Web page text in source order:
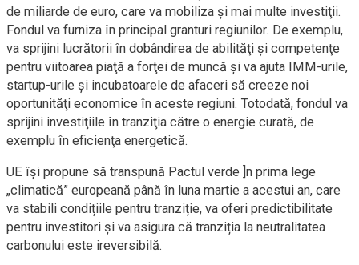
de miliarde de euro, care va mobiliza şi mai multe investiţii.
Fondul va furniza în principal granturi regiunilor. De exemplu,
va sprijini lucrătorii în dobândirea de abilităţi şi competenţe
pentru viitoarea piaţă a forţei de muncă şi va ajuta IMM-urile,
startup-urile şi incubatoarele de afaceri să creeze noi
oportunităţi economice în aceste regiuni. Totodată, fondul va
sprijini investiţiile în tranziţia către o energie curată, de
exemplu în eficienţa energetică.
UE își propune să transpună Pactul verde ]n prima lege
„climatică” europeană până în luna martie a acestui an, care
va stabili condițiile pentru tranziție, va oferi predictibilitate
pentru investitori și va asigura că tranziția la neutralitatea
carbonului este ireversibilă.